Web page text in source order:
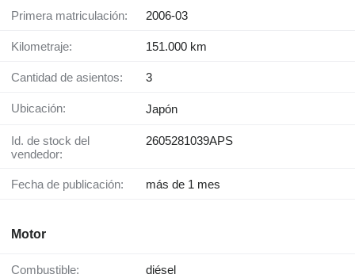
Primera matriculación: 2006-03
Kilometraje: 151.000 km
Cantidad de asientos: 3
Ubicación: Japón
Id. de stock del
vendedor:
2605281039APS
Fecha de publicación: más de 1 mes
Motor
Combustible: diésel